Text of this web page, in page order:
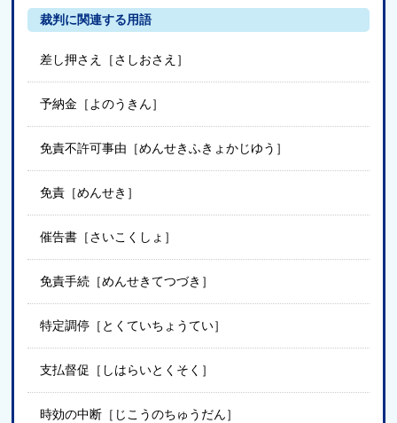
裁判に関連する用語
差し押さえ［さしおさえ］
予納金［よのうきん］
免責不許可事由［めんせきふきょかじゆう］
免責［めんせき］
催告書［さいこくしょ］
免責手続［めんせきてつづき］
特定調停［とくていちょうてい］
支払督促［しはらいとくそく］
時効の中断［じこうのちゅうだん］